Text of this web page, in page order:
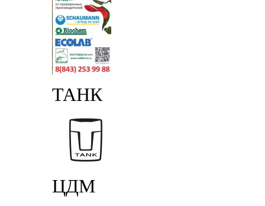
ТАНК
ЦДМ